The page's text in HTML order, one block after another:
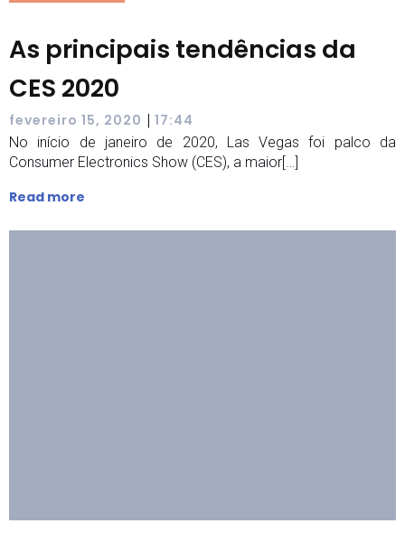
As principais tendências da
CES 2020
fevereiro 15, 2020 | 17:44
No início de janeiro de 2020, Las Vegas foi palco da
Consumer Electronics Show (CES), a maior[…]
Read more